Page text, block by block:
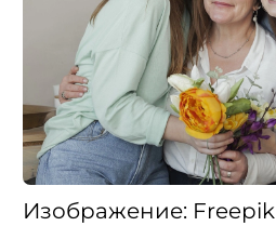
Изображение: Freepik